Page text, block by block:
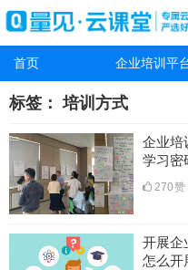
首页 企业培训平
标签：培训方式
企业培
学习密
270赞
开展企
怎么开